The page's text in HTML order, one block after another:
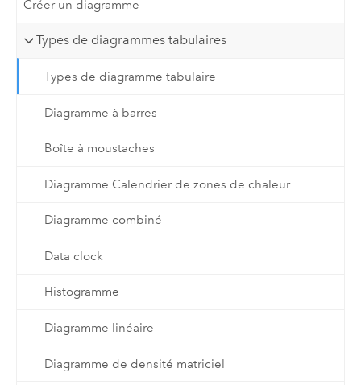
Créer un diagramme
Types de diagrammes tabulaires
Types de diagramme tabulaire
Diagramme à barres
Boîte à moustaches
Diagramme Calendrier de zones de chaleur
Diagramme combiné
Data clock
Histogramme
Diagramme linéaire
Diagramme de densité matriciel